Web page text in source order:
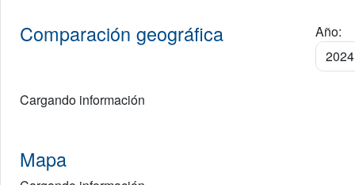
Comparación geográfica Año:
Cargando información
Mapa